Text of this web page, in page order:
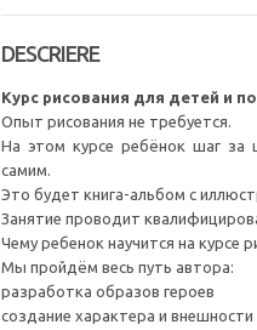
DESCRIERE
Курс рисования для детей и
Опыт рисования не требуется.
На этом курсе ребёнок шаг
самим.
Это будет книга-альбом с
Занятие проводит
Чему ребенок научится на курсе
Мы пройдём весь путь автора:
разработка образов героев
создание характера и